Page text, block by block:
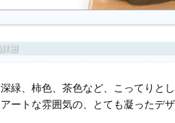
深緑、柿色、茶色など、こってりと
アートな雰囲気の、とても凝ったデ